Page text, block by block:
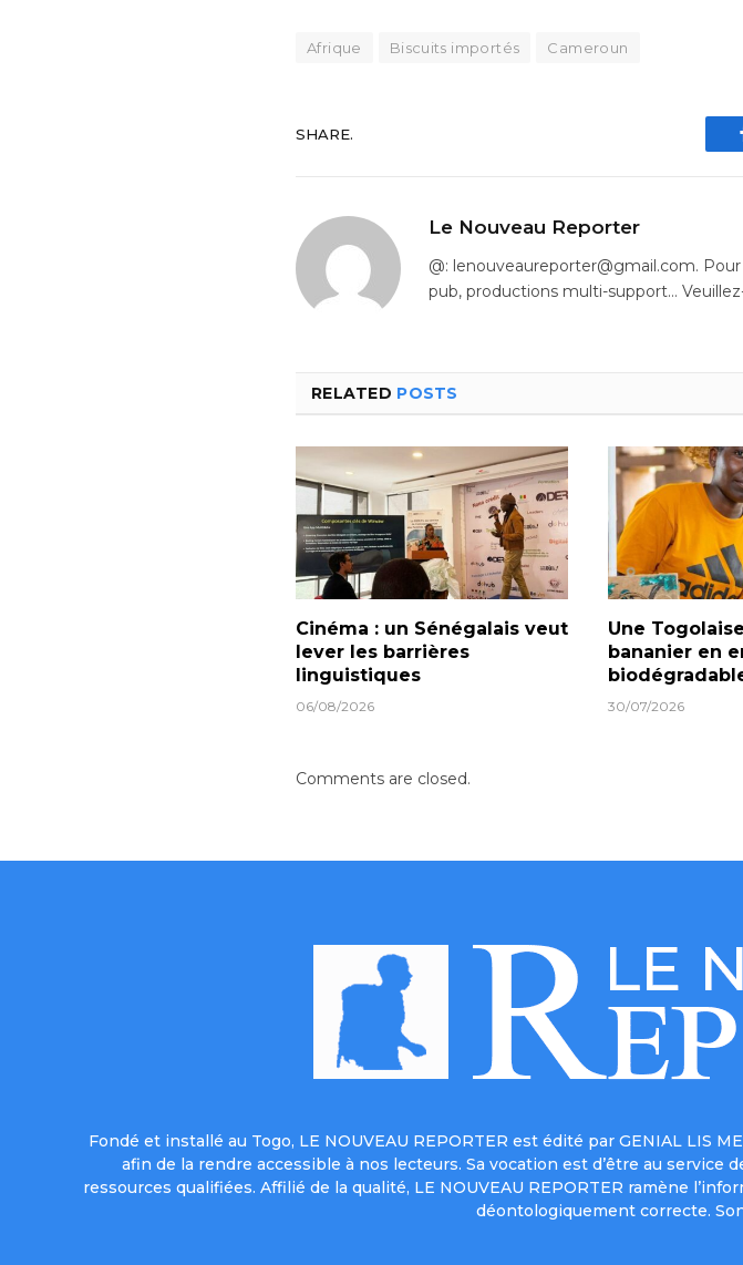
Afrique Biscuits importés Cameroun
SHARE.
Le Nouveau Reporter
@: lenouveaureporter@gmail.com.
pub, productions multi-support…
RELATED POSTS
Cinéma : un Sénégalais veut
lever les barrières
linguistiques
06/08/2026
Une
bananier en
30/07/2026
Comments are closed.
Fondé et installé au Togo, LE NOUVEAU REPORTER est édité par GENIAL LIS
afin de la rendre accessible à nos lecteurs. Sa vocation est d’être au service
ressources qualifiées. Affilié de la qualité, LE NOUVEAU REPORTER ramène
déontologiquement correcte.